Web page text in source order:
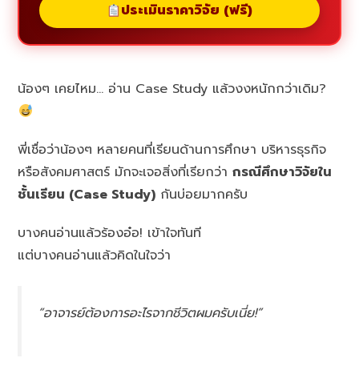
ประเมินราคาวิจัย (ฟรี)
น้องๆ เคยไหม… อ่าน Case Study แล้วงงหนักกว่าเดิม?
พี่เชื่อว่าน้องๆ หลายคนที่เรียนด้านการศึกษา บริหารธุรกิจ
หรือสังคมศาสตร์ มักจะเจอสิ่งที่เรียกว่ากรณีศึกษาวิจัยใน
ชั้นเรียน (Case Study) กันบ่อยมากครับ
บางคนอ่านแล้วร้องอ๋อ! เข้าใจทันที
แต่บางคนอ่านแล้วคิดในใจว่า
“อาจารย์ต้องการอะไรจากชีวิตผมครับเนี่ย!”